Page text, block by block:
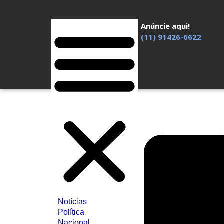
Notícias
Política
Anúncie aqui!
(11) 91426-6622